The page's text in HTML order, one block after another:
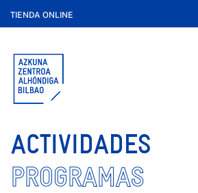
TIENDA ONLINE
ACTIVIDADES
PROGRAMAS